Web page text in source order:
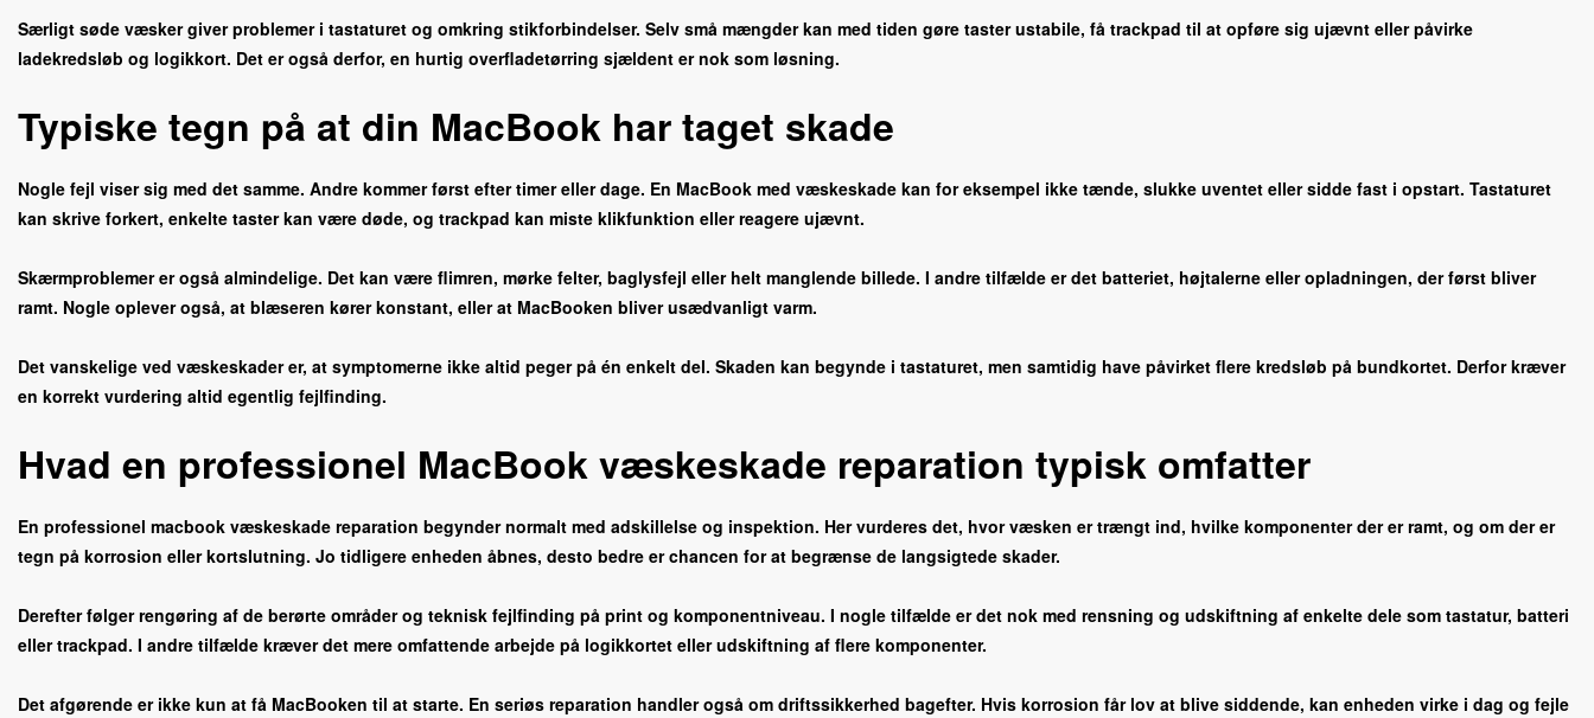
Særligt søde væsker giver problemer i tastaturet og omkring stikforbindelser. Selv små mængder kan med tiden gøre taster ustabile, få trackpad til at opføre sig ujævnt eller påvirke
ladekredsløb og logikkort. Det er også derfor, en hurtig overfladetørring sjældent er nok som løsning.
Typiske tegn på at din MacBook har taget skade
Nogle fejl viser sig med det samme. Andre kommer først efter timer eller dage. En MacBook med væskeskade kan for eksempel ikke tænde, slukke uventet eller sidde fast i opstart. Tastaturet
kan skrive forkert, enkelte taster kan være døde, og trackpad kan miste klikfunktion eller reagere ujævnt.
Skærmproblemer er også almindelige. Det kan være flimren, mørke felter, baglysfejl eller helt manglende billede. I andre tilfælde er det batteriet, højtalerne eller opladningen, der først bliver
ramt. Nogle oplever også, at blæseren kører konstant, eller at MacBooken bliver usædvanligt varm.
Det vanskelige ved væskeskader er, at symptomerne ikke altid peger på én enkelt del. Skaden kan begynde i tastaturet, men samtidig have påvirket flere kredsløb på bundkortet. Derfor kræver
en korrekt vurdering altid egentlig fejlfinding.
Hvad en professionel MacBook væskeskade reparation typisk omfatter
En professionel macbook væskeskade reparation begynder normalt med adskillelse og inspektion. Her vurderes det, hvor væsken er trængt ind, hvilke komponenter der er ramt, og om der er
tegn på korrosion eller kortslutning. Jo tidligere enheden åbnes, desto bedre er chancen for at begrænse de langsigtede skader.
Derefter følger rengøring af de berørte områder og teknisk fejlfinding på print og komponentniveau. I nogle tilfælde er det nok med rensning og udskiftning af enkelte dele som tastatur, batteri
eller trackpad. I andre tilfælde kræver det mere omfattende arbejde på logikkortet eller udskiftning af flere komponenter.
Det afgørende er ikke kun at få MacBooken til at starte. En seriøs reparation handler også om driftssikkerhed bagefter. Hvis korrosion får lov at blive siddende, kan enheden virke i dag og fejle